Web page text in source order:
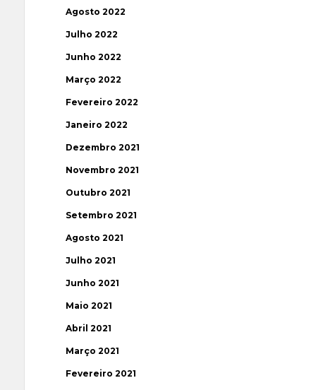
Agosto 2022
Julho 2022
Junho 2022
Março 2022
Fevereiro 2022
Janeiro 2022
Dezembro 2021
Novembro 2021
Outubro 2021
Setembro 2021
Agosto 2021
Julho 2021
Junho 2021
Maio 2021
Abril 2021
Março 2021
Fevereiro 2021